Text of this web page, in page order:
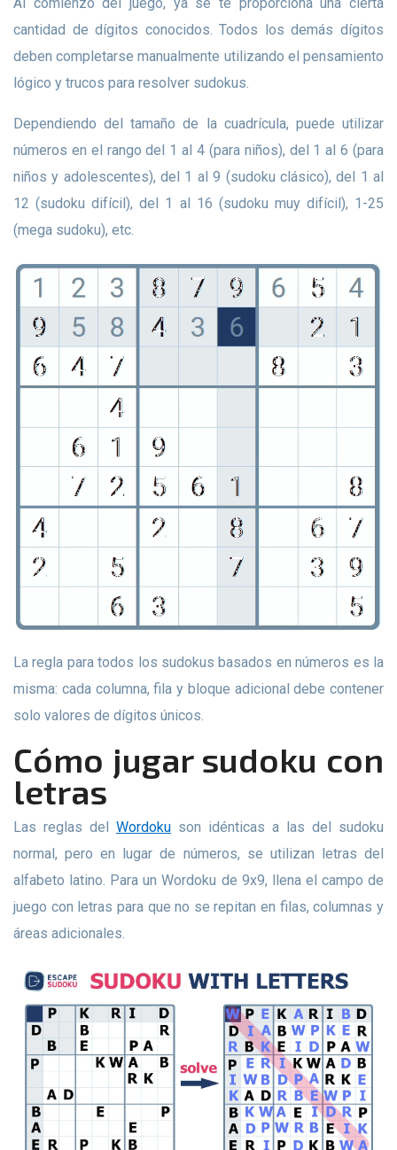
cantidad de dígitos conocidos. Todos los demás dígitos
deben completarse manualmente utilizando el pensamiento
lógico y trucos para resolver sudokus.
Dependiendo del tamaño de la cuadrícula, puede utilizar
números en el rango del 1 al 4 (para niños), del 1 al 6 (para
niños y adolescentes), del 1 al 9 (sudoku clásico), del 1 al
12 (sudoku difícil), del 1 al 16 (sudoku muy difícil), 1-25
(mega sudoku), etc.
La regla para todos los sudokus basados ​​en números es la
misma: cada columna, fila y bloque adicional debe contener
solo valores de dígitos únicos.
Cómo jugar sudoku con
letras
Las reglas del Wordoku son idénticas a las del sudoku
normal, pero en lugar de números, se utilizan letras del
alfabeto latino. Para un Wordoku de 9x9, llena el campo de
juego con letras para que no se repitan en filas, columnas y
áreas adicionales.